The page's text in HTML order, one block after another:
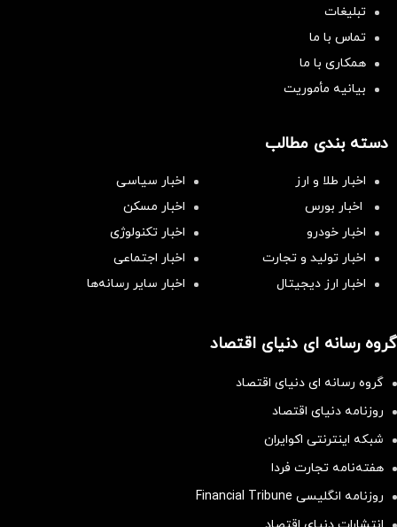
تبلیغات
تماس با ما
همکاری با ما
بیانیه مأموریت
دسته بندی مطالب
اخبار طلا و ارز
اخبار سیاسی
اخبار بورس
اخبار مسکن
اخبار خودرو
اخبار تکنولوژی
اخبار تولید و تجارت
اخبار اجتماعی
اخبار ارز دیجیتال
اخبار سایر رسانه‌‌ها
گروه رسانه ای دنیای اقتصاد
گروه رسانه ای دنیای اقتصاد
روزنامه دنیای اقتصاد
شبکه اینترنتی اکوایران
هفته‌نامه تجارت فردا
روزنامه انگلیسی Financial Tribune